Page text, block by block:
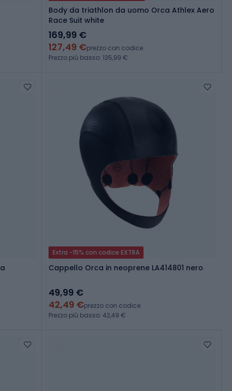
Body da triathlon da uomo Orca Athlex Aero
Race Suit white
169,99 €
127,49 €prezzo con codice
Prezzo più basso: 135,99 €
Extra -15% con codice EXTRA
Cappello Orca in neoprene LA414801 nero
49,99 €
42,49 €prezzo con codice
Prezzo più basso: 42,49 €